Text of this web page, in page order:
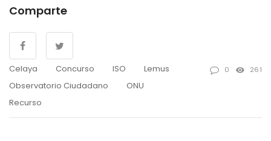
Comparte
Celaya Concurso ISO
Lemus
Observatorio Ciudadano
ONU
Recurso
0 261